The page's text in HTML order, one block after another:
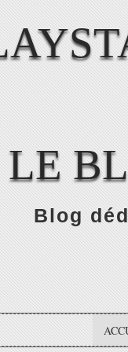
LE
Blog